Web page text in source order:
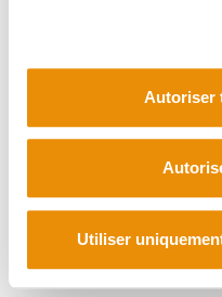
Autoriser
Utiliser